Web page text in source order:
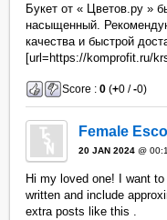
Букет от « Цветов.ру »
насыщенный.
качества и быстрой
[url=https://komprofit.ru/
Score :0 (+0 /-0)
Female
20 JAN 2024 @
Hi my loved one! I want
written and include
extra posts like this .